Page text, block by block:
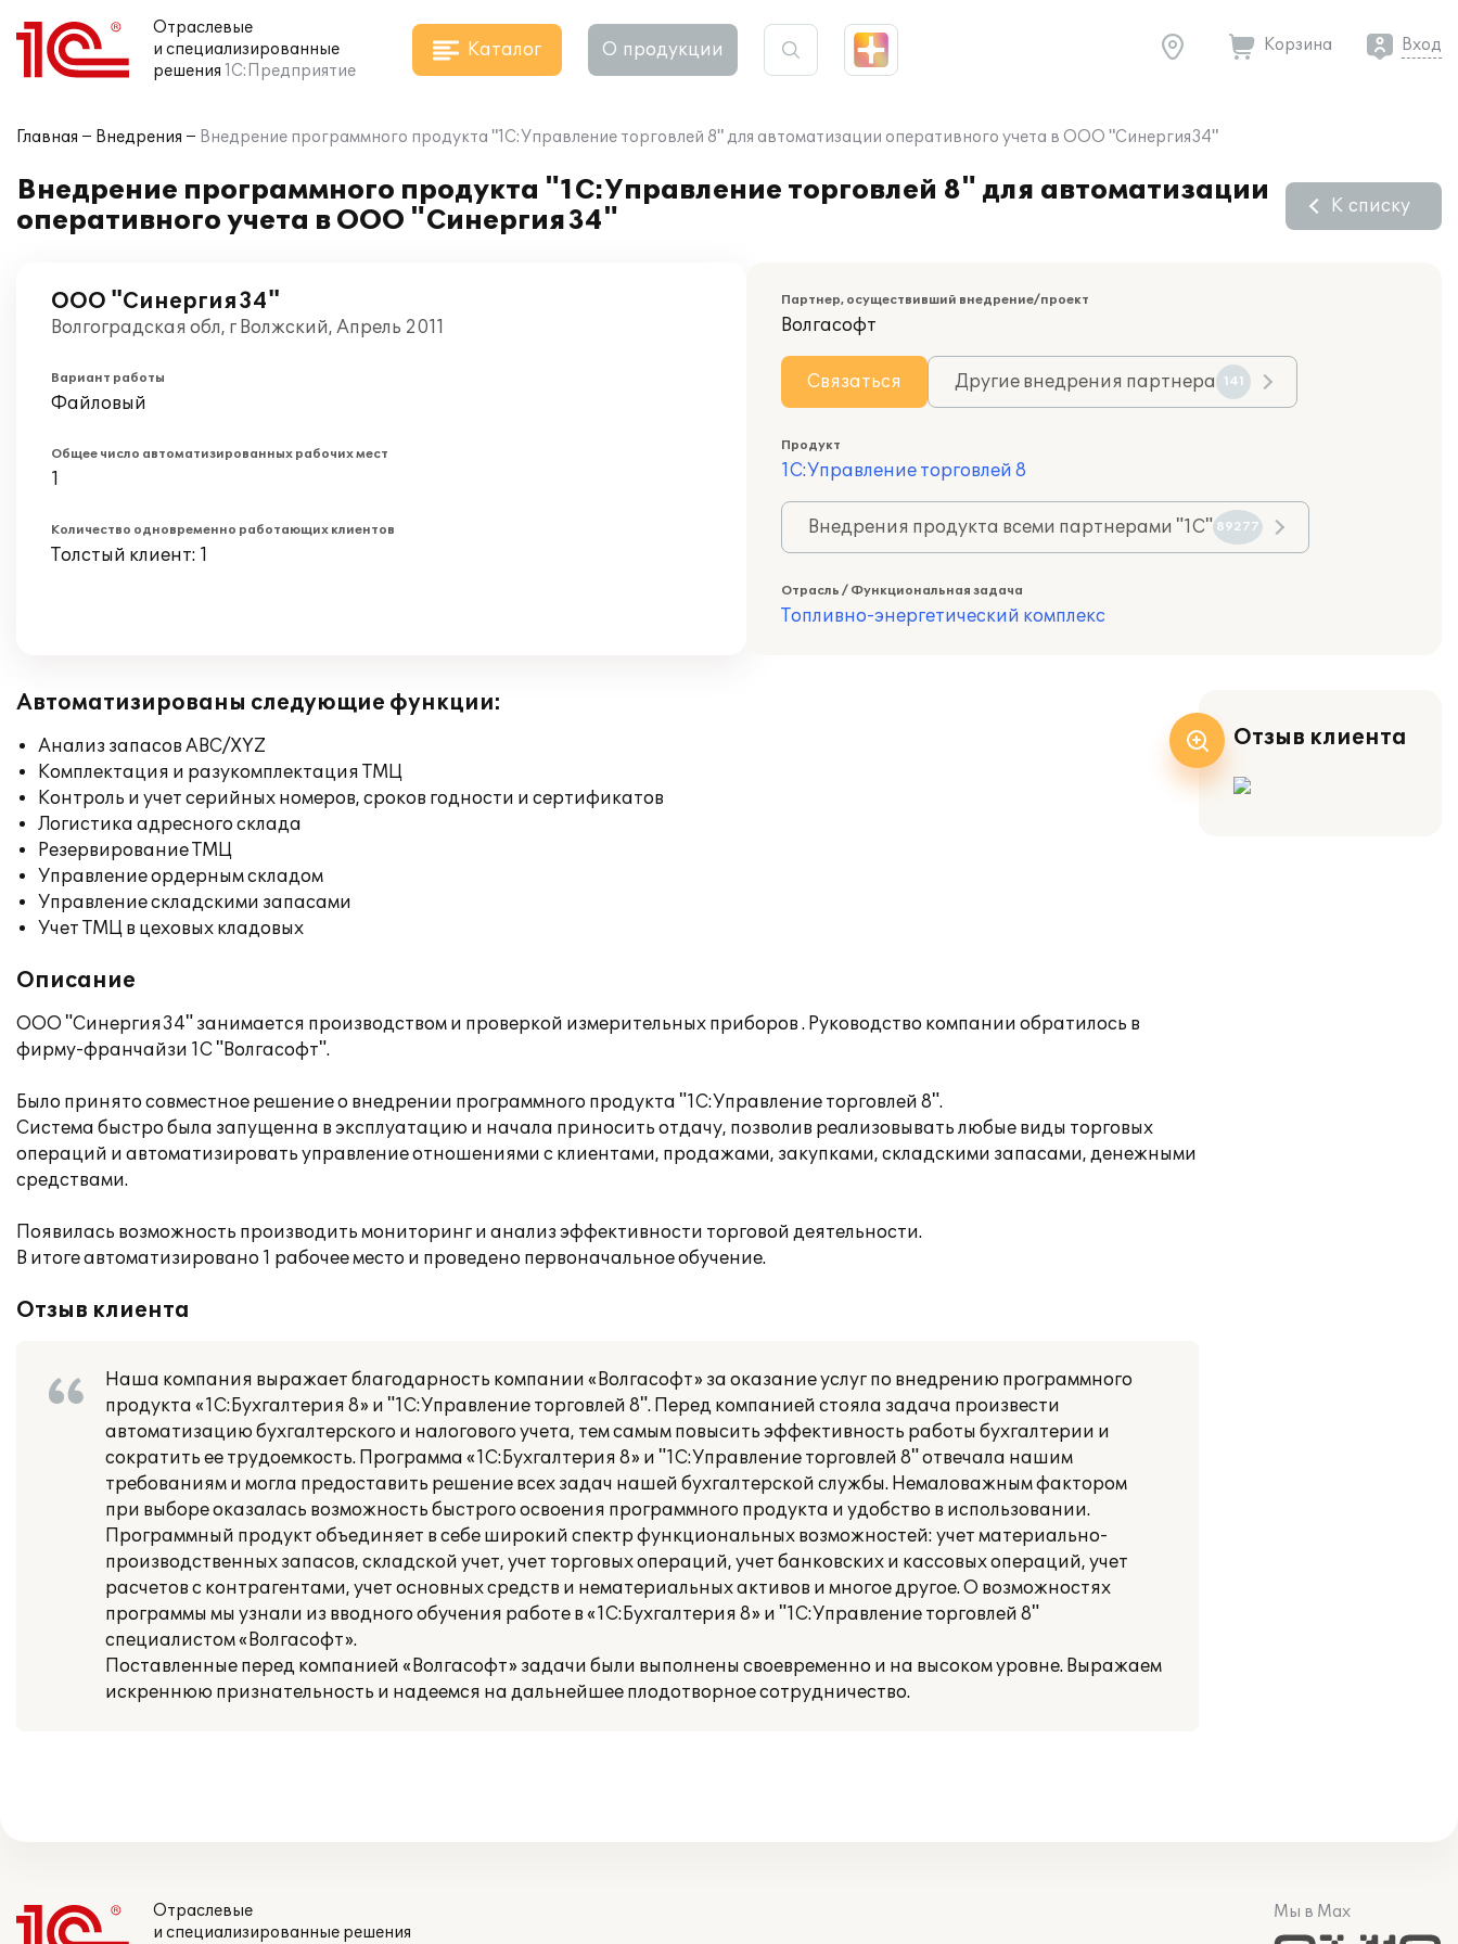
Отраслевые
и специализированные
решения 1С:Предприятие
Каталог О продукции Корзина Вход
Главная Внедрения Внедрение программного продукта "1С:Управление торговлей 8" для автоматизации оперативного учета в ООО "Синергия34"
Внедрение программного продукта "1С:Управление торговлей 8" для автоматизации
оперативного учета в ООО "Синергия34"
К списку
ООО "Синергия34"
Волгоградская обл, г Волжский, Апрель 2011
Вариант работы
Файловый
Общее число автоматизированных рабочих мест
1
Количество одновременно работающих клиентов
Толстый клиент: 1
Партнер, осуществивший внедрение/проект
Волгасофт
Связаться Другие внедрения партнера 141
Продукт
1С:Управление торговлей 8
Внедрения продукта всеми партнерами "1С" 89277
Отрасль / Функциональная задача
Топливно-энергетический комплекс
Автоматизированы следующие функции:
Анализ запасов ABC/XYZ
Комплектация и разукомплектация ТМЦ
Контроль и учет серийных номеров, сроков годности и сертификатов
Логистика адресного склада
Резервирование ТМЦ
Управление ордерным складом
Управление складскими запасами
Учет ТМЦ в цеховых кладовых
Описание
ООО "Синергия34" занимается производством и проверкой измерительных приборов . Руководство компании обратилось в
фирму-франчайзи 1С "Волгасофт".
Было принято совместное решение о внедрении программного продукта "1С:Управление торговлей 8".
Система быстро была запущенна в эксплуатацию и начала приносить отдачу, позволив реализовывать любые виды торговых
операций и автоматизировать управление отношениями с клиентами, продажами, закупками, складскими запасами, денежными
средствами.
Появилась возможность производить мониторинг и анализ эффективности торговой деятельности.
В итоге автоматизировано 1 рабочее место и проведено первоначальное обучение.
Отзыв клиента
Наша компания выражает благодарность компании «Волгасофт» за оказание услуг по внедрению программного
продукта «1С:Бухгалтерия 8» и "1С:Управление торговлей 8". Перед компанией стояла задача произвести
автоматизацию бухгалтерского и налогового учета, тем самым повысить эффективность работы бухгалтерии и
сократить ее трудоемкость. Программа «1С:Бухгалтерия 8» и "1С:Управление торговлей 8" отвечала нашим
требованиям и могла предоставить решение всех задач нашей бухгалтерской службы. Немаловажным фактором
при выборе оказалась возможность быстрого освоения программного продукта и удобство в использовании.
Программный продукт объединяет в себе широкий спектр функциональных возможностей: учет материально-
производственных запасов, складской учет, учет торговых операций, учет банковских и кассовых операций, учет
расчетов с контрагентами, учет основных средств и нематериальных активов и многое другое. О возможностях
программы мы узнали из вводного обучения работе в «1С:Бухгалтерия 8» и "1С:Управление торговлей 8"
специалистом «Волгасофт».
Поставленные перед компанией «Волгасофт» задачи были выполнены своевременно и на высоком уровне. Выражаем
искреннюю признательность и надеемся на дальнейшее плодотворное сотрудничество.
Отзыв клиента
Отраслевые
и специализированные решения
Мы в Max